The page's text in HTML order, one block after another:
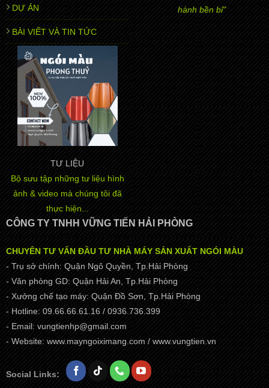
DỰ ÁN
BÀI VIẾT VÀ TIN TỨC
hành bền bỉ"
TƯ LIỆU
Bộ sưu tập những tư liệu hình
ảnh & video mà chúng tôi đã
thực hiện...
CÔNG TY TNHH VỮNG TIẾN HẢI PHÒNG
CHUYÊN TƯ VẤN ĐẦU TƯ NHÀ MÁY SẢN XUẤT NGÓI MÀU
- Trụ sở chính: Quận Ngô Quyền, Tp.Hải Phòng
- Văn phòng GD: Quận Hải An, Tp.Hải Phòng
- Xưởng chế tạo máy: Quận Đồ Sơn, Tp.Hải Phòng
- Hotline: 09.66.66.61.16 / 0936.736.399
- Email: vungtienhp@gmail.com
- Website: www.mayngoiximang.com / www.vungtien.vn
Social Links: